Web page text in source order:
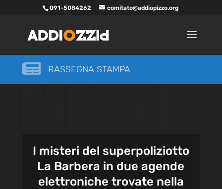
091-5084262 comitato@addiopizzo.org
 RASSEGNA STAMPA
I misteri del superpoliziotto
La Barbera in due agende
elettroniche trovate nella